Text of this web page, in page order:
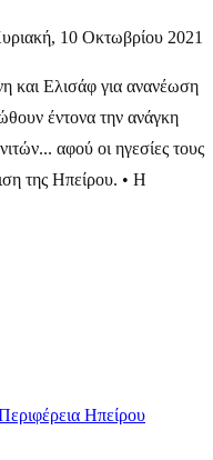
10 Οκτωβρίου 2021
και Ελισάφ για ανανέωση
έντονα την ανάγκη
αφού οι ηγεσίες τους
της Ηπείρου. • Η
Ηπείρου